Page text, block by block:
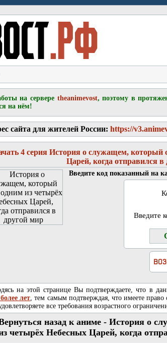
на сервере theanimevost, поэтому в
на нём!
сайта для жителей России: https://
4 серия История о служащем, который
Царей, когда отправился в
Введите код показанный на
Введите
на этой странице Вы подтверждаете, что в
лет, тем самым подтверждая, что имеете право
все требования возрастного
назад к аниме - История о
четырёх Небесных Царей, когда